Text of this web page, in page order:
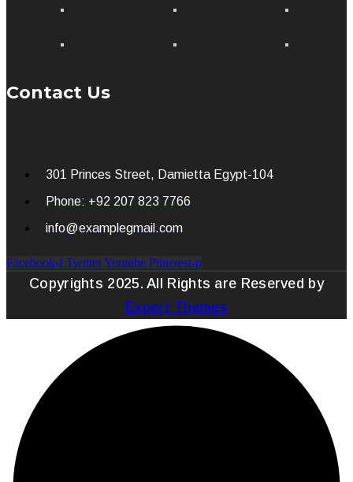
Contact Us
301 Princes Street, Damietta Egypt-104
Phone: +92 207 823 7766
info@examplegmail.com
Facebook-f TwitterYoutube Pinterest-p
Copyrights 2025. All Rights are Reserved by
Expert Themes